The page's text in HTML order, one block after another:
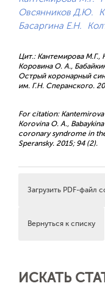
Овсянников Д.Ю.
Басаргина Е.Н.
Цит.: Кантемирова
Коровина О. А.,
Острый коронарный
им. Г.Н. Сперанского.
For citation: Kantemirova
Korovina O. A.,
coronary syndrome in
Speransky. 2015; 94 (2).
Загрузить PDF-файл
Вернуться к списку
ИСКАТЬ